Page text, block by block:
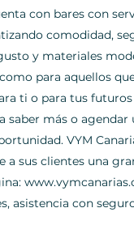
con bares con
comodidad,
y materiales
para aquellos
ti o para tus futuros
saber más o agendar
VYM
a sus clientes una
asistencia con